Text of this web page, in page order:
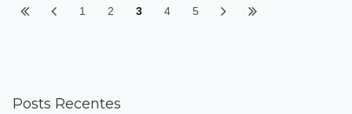
1 2 3 4 5
Posts Recentes